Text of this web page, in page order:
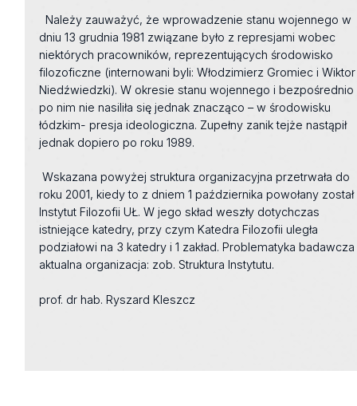
Należy zauważyć, że wprowadzenie stanu wojennego w
dniu 13 grudnia 1981 związane było z represjami wobec
niektórych pracowników, reprezentujących środowisko
filozoficzne (internowani byli: Włodzimierz Gromiec i Wiktor
Niedźwiedzki). W okresie stanu wojennego i bezpośrednio
po nim nie nasiliła się jednak znacząco – w środowisku
łódzkim- presja ideologiczna. Zupełny zanik tejże nastąpił
jednak dopiero po roku 1989.
Wskazana powyżej struktura organizacyjna przetrwała do
roku 2001, kiedy to z dniem 1 października powołany został
Instytut Filozofii UŁ. W jego skład weszły dotychczas
istniejące katedry, przy czym Katedra Filozofii uległa
podziałowi na 3 katedry i 1 zakład. Problematyka badawcza
aktualna organizacja: zob. Struktura Instytutu.
prof. dr hab. Ryszard Kleszcz